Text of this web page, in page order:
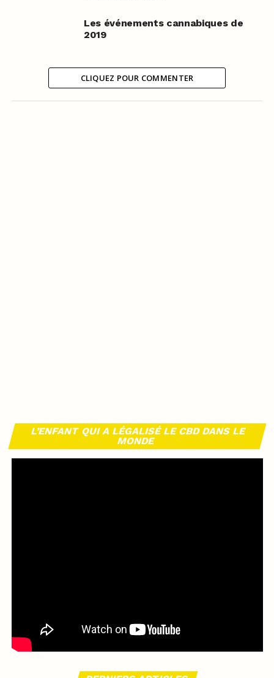
Les événements cannabiques de
2019
CLIQUEZ POUR COMMENTER
L’ENFANT QUI A LÉGALISÉ LE CBD DANS LE
MONDE